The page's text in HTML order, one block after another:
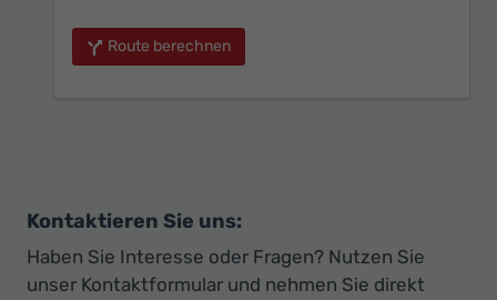
Route berechnen
Kontaktieren Sie uns:
Haben Sie Interesse oder Fragen? Nutzen Sie
unser Kontaktformular und nehmen Sie direkt